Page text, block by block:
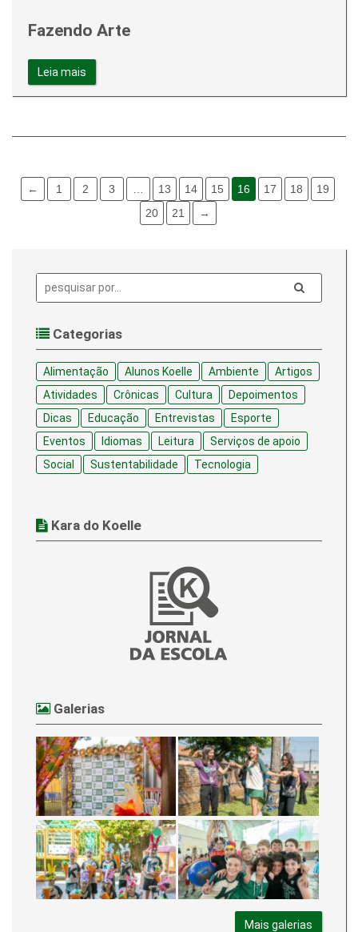
Fazendo Arte
Leia mais
← 1 2 3 … 13 14 15 16 17 18
19
20
21 →
Pesquisa:
Categorias
Alimentação Alunos Koelle Ambiente
Artigos
Atividades
Crônicas Cultura
Depoimentos
Dicas
Educação Entrevistas
Esporte
Eventos
Idiomas Leitura
Serviços de apoio
Social
Sustentabilidade Tecnologia
Kara do Koelle
Galerias
Mais galerias